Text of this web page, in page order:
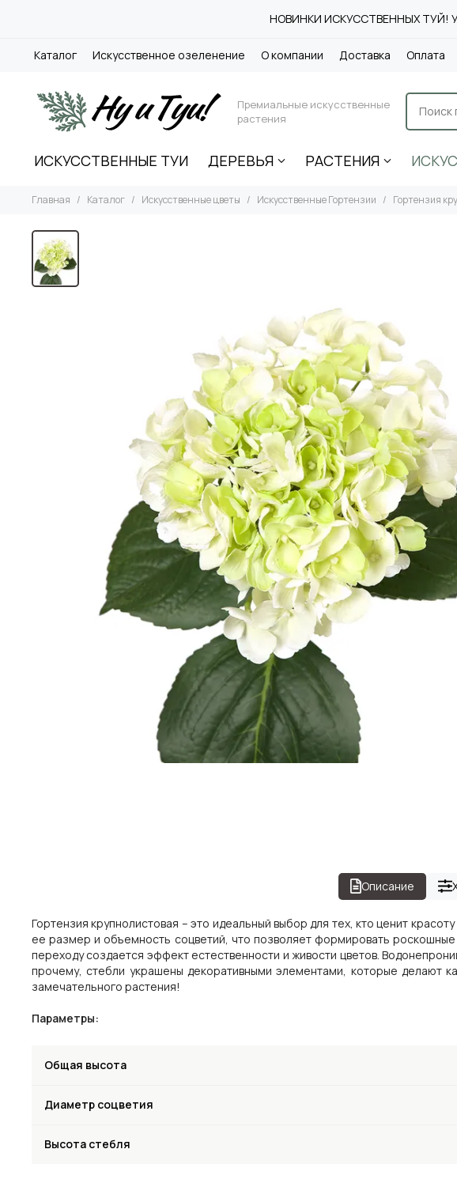
НОВИНКИ ИСКУССТВЕННЫХ ТУЙ!
Каталог Искусственное озеленение О компании Доставка Оплата
Премиальные искусственные
растения
ИСКУССТВЕННЫЕ ТУИ ДЕРЕВЬЯ РАСТЕНИЯ
Главная Каталог Искусственные цветы Искусственные Гортензии Гортензия
Описание
Гортензия крупнолистовая – это идеальный выбор для тех, кто ценит
ее размер и объемность соцветий, что позволяет формировать
переходу создается эффект естественности и живости цветов.
прочему, стебли украшены декоративными элементами, которые делают
замечательного растения!
Параметры:
Общая высота
Диаметр соцветия
Высота стебля